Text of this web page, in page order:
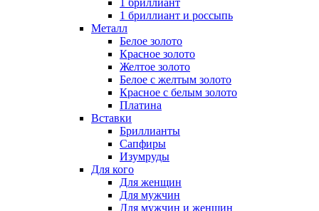
1 бриллиант
1 бриллиант и россыпь
Металл
Белое золото
Красное золото
Желтое золото
Белое с желтым золото
Красное с белым золото
Платина
Вставки
Бриллианты
Сапфиры
Изумруды
Для кого
Для женщин
Для мужчин
Для мужчин и женщин